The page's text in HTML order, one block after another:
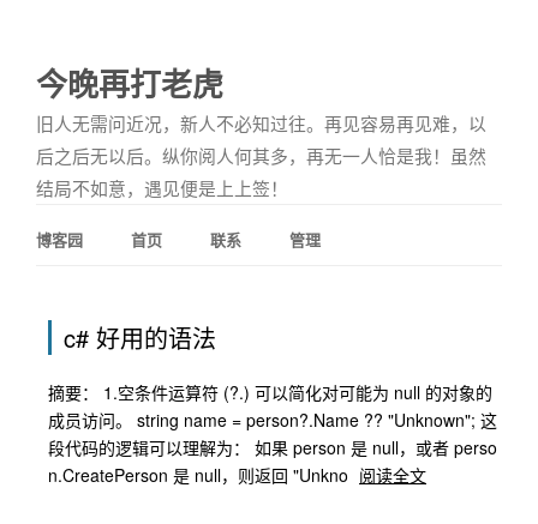
今晚再打老虎
旧人无需问近况，新人不必知过往。再见容易再见难，以
后之后无以后。纵你阅人何其多，再无一人恰是我！虽然
结局不如意，遇见便是上上签！
博客园 首页 联系 管理
c# 好用的语法
摘要： 1.空条件运算符 (?.) 可以简化对可能为 null 的对象的
成员访问。 string name = person?.Name ?? "Unknown"; 这
段代码的逻辑可以理解为： 如果 person 是 null，或者 perso
n.CreatePerson 是 null，则返回 "Unkno 阅读全文